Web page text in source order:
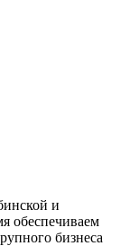
и
обеспечиваем
бизнеса